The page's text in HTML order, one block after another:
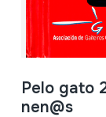
Pelo gato
nen@s